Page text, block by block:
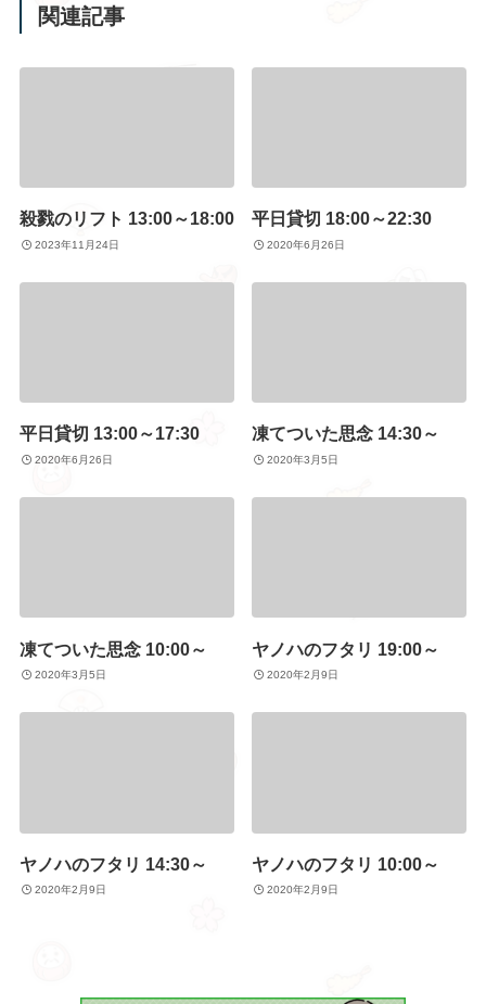
関連記事
殺戮のリフト 13:00～18:00
2023年11月24日
平日貸切 18:00～22:30
2020年6月26日
平日貸切 13:00～17:30
2020年6月26日
凍てついた思念 14:30～
2020年3月5日
凍てついた思念 10:00～
2020年3月5日
ヤノハのフタリ 19:00～
2020年2月9日
ヤノハのフタリ 14:30～
2020年2月9日
ヤノハのフタリ 10:00～
2020年2月9日